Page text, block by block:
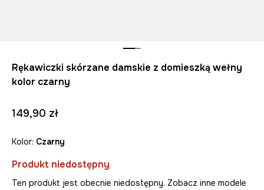
Rękawiczki skórzane damskie z domieszką wełny
kolor czarny
149,90 zł
Kolor: czarny
Produkt niedostępny
Ten produkt jest obecnie niedostępny. Zobacz inne modele